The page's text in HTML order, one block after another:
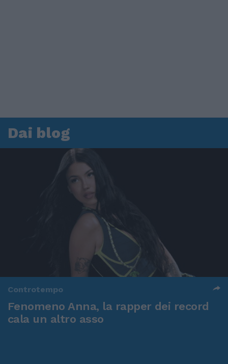
Dai blog
Controtempo
Fenomeno Anna, la rapper dei record
cala un altro asso